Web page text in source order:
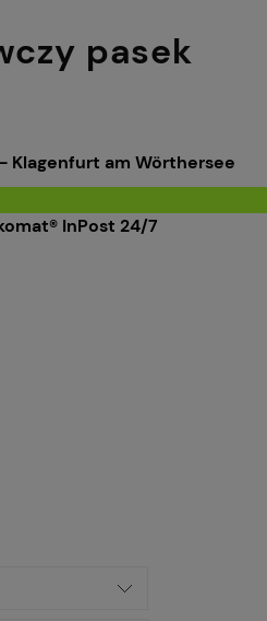
pasek
- Klagenfurt am Wörthersee
InPost 24/7